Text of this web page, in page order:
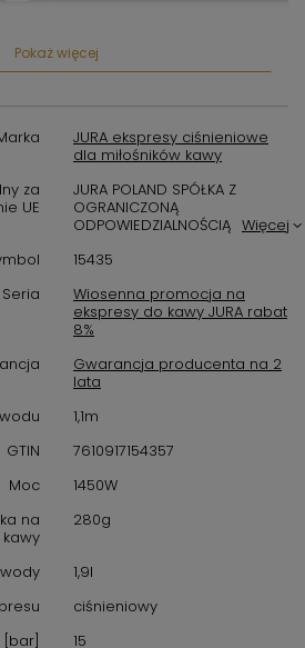
E4 Piano Black – źródło
JURA E4 w eleganckim kolorze
zachwyca wyglądem, ale przede
kawy: Dzięki zaawansowanej
możesz cieszyć się kawą o
i aromacie.
JURA E4 Piano Black doskonale
kuchnię, dodając jej wyjątkowego
panel sterowania sprawia, że
takich jak latte czy
kilka chwil.
JURA to marka znana z jakości i
produktów. Ekspres E4 Piano Black
wiele lat.
Pokaż więcej
JURA ekspresy ciśnieniowe
dla miłośników kawy
za
UE
JURA POLAND SPÓŁKA Z
OGRANICZONĄ
ODPOWIEDZIALNOŚCIĄ Więcej
15435
Seria
Wiosenna promocja na
ekspresy do kawy JURA rabat
8%
Gwarancja producenta na 2
lata
1,1m
GTIN
7610917154357
Moc
1450W
na
280g
1,9l
ciśnieniowy
[bar]
15